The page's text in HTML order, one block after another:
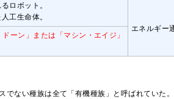
ロボット。
工生命体。
エネルギー
ーン」または「マシン・エイジ」
ない種族は全て「有機種族」と呼ばれていた。